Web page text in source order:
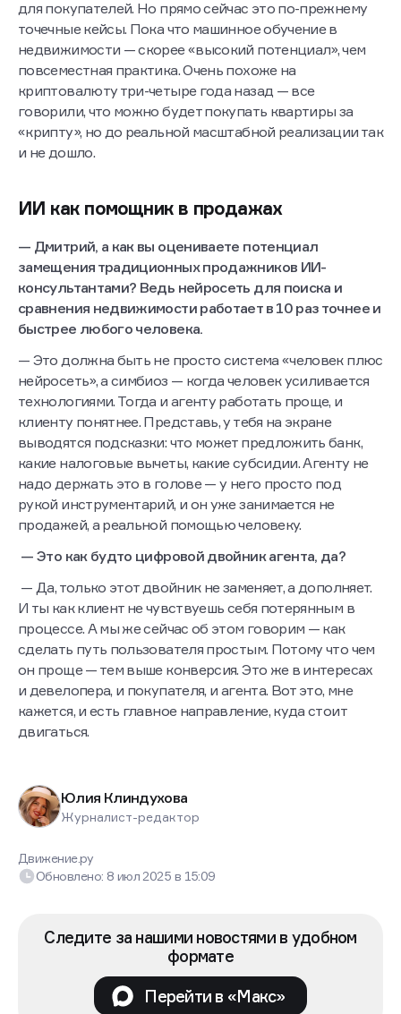
для покупателей. Но прямо сейчас это по-прежнему
точечные кейсы. Пока что машинное обучение в
недвижимости — скорее «высокий потенциал», чем
повсеместная практика. Очень похоже на
криптовалюту три-четыре года назад — все
говорили, что можно будет покупать квартиры за
«крипту», но до реальной масштабной реализации так
и не дошло.
ИИ как помощник в продажах
— Дмитрий, а как вы оцениваете потенциал
замещения традиционных продажников ИИ-
консультантами? Ведь нейросеть для поиска и
сравнения недвижимости работает в 10 раз точнее и
быстрее любого человека.
— Это должна быть не просто система «человек плюс
нейросеть», а симбиоз — когда человек усиливается
технологиями. Тогда и агенту работать проще, и
клиенту понятнее. Представь, у тебя на экране
выводятся подсказки: что может предложить банк,
какие налоговые вычеты, какие субсидии. Агенту не
надо держать это в голове — у него просто под
рукой инструментарий, и он уже занимается не
продажей, а реальной помощью человеку.
— Это как будто цифровой двойник агента, да?
— Да, только этот двойник не заменяет, а дополняет.
И ты как клиент не чувствуешь себя потерянным в
процессе. А мы же сейчас об этом говорим — как
сделать путь пользователя простым. Потому что чем
он проще — тем выше конверсия. Это же в интересах
и девелопера, и покупателя, и агента. Вот это, мне
кажется, и есть главное направление, куда стоит
двигаться.
Юлия Клиндухова
Журналист-редактор
Движение.ру
Обновлено: 8 июл 2025 в 15:09
Следите за нашими новостями в удобном
формате
Перейти в «Макс»